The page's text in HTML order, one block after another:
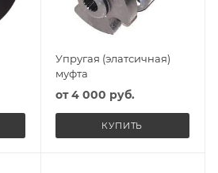
Упругая (элатсичная)
муфта
от4 000 руб.
КУПИТЬ